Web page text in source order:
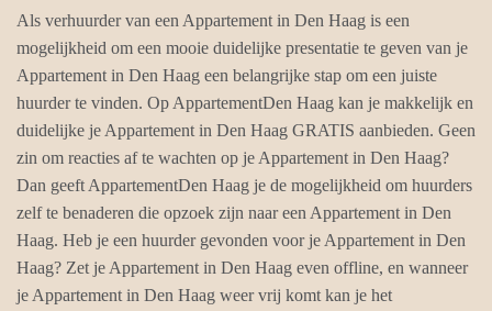
Als verhuurder van een Appartement in Den Haag is een
mogelijkheid om een mooie duidelijke presentatie te geven van je
Appartement in Den Haag een belangrijke stap om een juiste
huurder te vinden. Op AppartementDen Haag kan je makkelijk en
duidelijke je Appartement in Den Haag GRATIS aanbieden. Geen
zin om reacties af te wachten op je Appartement in Den Haag?
Dan geeft AppartementDen Haag je de mogelijkheid om huurders
zelf te benaderen die opzoek zijn naar een Appartement in Den
Haag. Heb je een huurder gevonden voor je Appartement in Den
Haag? Zet je Appartement in Den Haag even offline, en wanneer
je Appartement in Den Haag weer vrij komt kan je het